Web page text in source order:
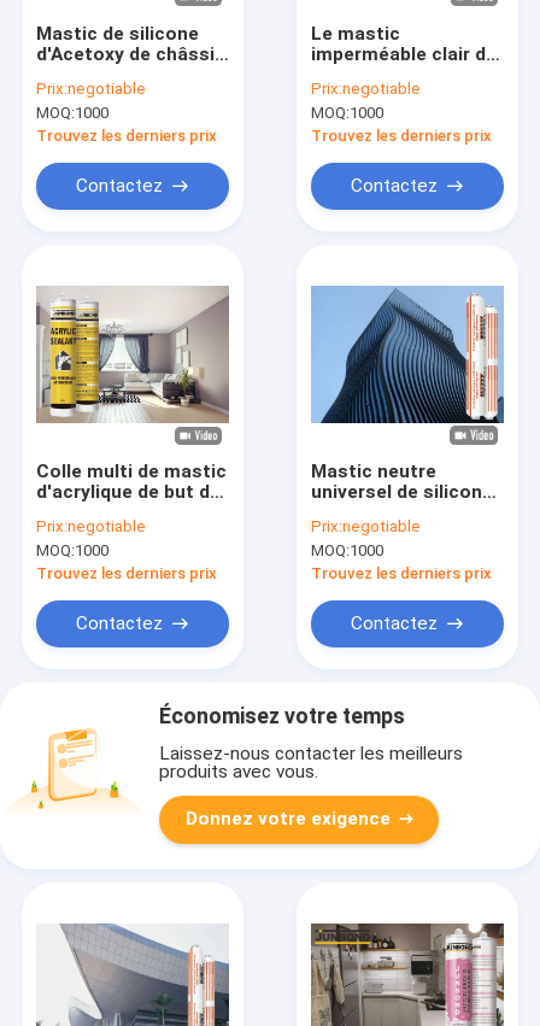
Mastic de silicone
d'Acetoxy de châssis
aluminium à base
d'eau
Prix:negotiable
MOQ:1000
Trouvez les derniers prix
Contactez
Le mastic
imperméable clair de
fenêtre a collé scellé
Prix:negotiable
MOQ:1000
Trouvez les derniers prix
Contactez
Colle multi de mastic
d'acrylique de but de
du silicone 300ML
Prix:negotiable
MOQ:1000
Trouvez les derniers prix
Contactez
Mastic neutre
universel de silicone
acide pour la cuisine
de salle de bains
Prix:negotiable
MOQ:1000
Trouvez les derniers prix
Contactez
Économisez votre temps
Laissez-nous contacter les meilleurs
produits avec vous.
Donnez votre exigence